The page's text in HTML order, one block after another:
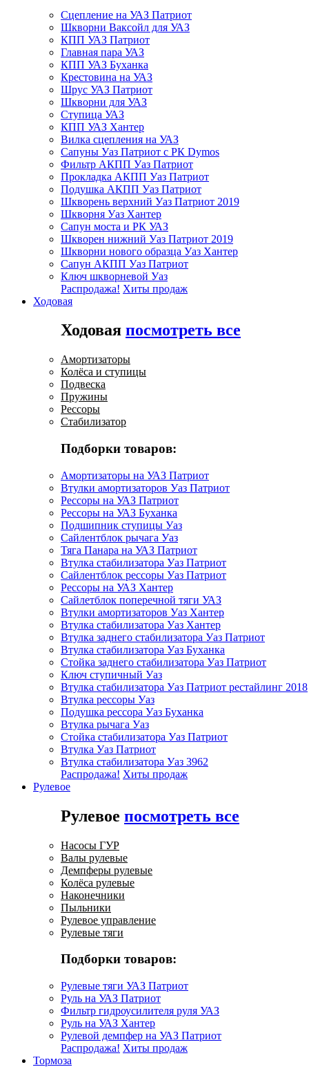
Сцепление на УАЗ Патриот
Шкворни Ваксойл для УАЗ
КПП УАЗ Патриот
Главная пара УАЗ
КПП УАЗ Буханка
Крестовина на УАЗ
Шрус УАЗ Патриот
Шкворни для УАЗ
Ступица УАЗ
КПП УАЗ Хантер
Вилка сцепления на УАЗ
Сапуны Уаз Патриот с РК Dymos
Фильтр АКПП Уаз Патриот
Прокладка АКПП Уаз Патриот
Подушка АКПП Уаз Патриот
Шкворень верхний Уаз Патриот 2019
Шкворня Уаз Хантер
Сапун моста и РК УАЗ
Шкворен нижний Уаз Патриот 2019
Шкворни нового образца Уаз Хантер
Сапун АКПП Уаз Патриот
Ключ шкворневой Уаз
Распродажа! Хиты продаж
Ходовая
Ходовая посмотреть все
Амортизаторы
Колёса и ступицы
Подвеска
Пружины
Рессоры
Стабилизатор
Подборки товаров:
Амортизаторы на УАЗ Патриот
Втулки амортизаторов Уаз Патриот
Рессоры на УАЗ Патриот
Рессоры на УАЗ Буханка
Подшипник ступицы Уаз
Сайлентблок рычага Уаз
Тяга Панара на УАЗ Патриот
Втулка стабилизатора Уаз Патриот
Сайлентблок рессоры Уаз Патриот
Рессоры на УАЗ Хантер
Сайлетблок поперечной тяги УАЗ
Втулки амортизаторов Уаз Хантер
Втулка стабилизатора Уаз Хантер
Втулка заднего стабилизатора Уаз Патриот
Втулка стабилизатора Уаз Буханка
Стойка заднего стабилизатора Уаз Патриот
Ключ ступичный Уаз
Втулка стабилизатора Уаз Патриот рестайлинг 2018
Втулка рессоры Уаз
Подушка рессора Уаз Буханка
Втулка рычага Уаз
Стойка стабилизатора Уаз Патриот
Втулка Уаз Патриот
Втулка стабилизатора Уаз 3962
Распродажа! Хиты продаж
Рулевое
Рулевое посмотреть все
Насосы ГУР
Валы рулевые
Демпферы рулевые
Колёса рулевые
Наконечники
Пыльники
Рулевое управление
Рулевые тяги
Подборки товаров:
Рулевые тяги УАЗ Патриот
Руль на УАЗ Патриот
Фильтр гидроусилителя руля УАЗ
Руль на УАЗ Хантер
Рулевой демпфер на УАЗ Патриот
Распродажа! Хиты продаж
Тормоза